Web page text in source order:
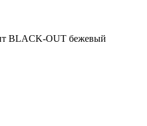
BLACK-OUT бежевый